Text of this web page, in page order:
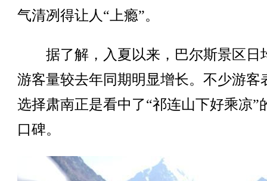
气清冽得让人“上瘾”。
据了解，入夏以来，巴尔斯景区日
游客量较去年同期明显增长。不少游客
选择肃南正是看中了“祁连山下好乘凉”
口碑。